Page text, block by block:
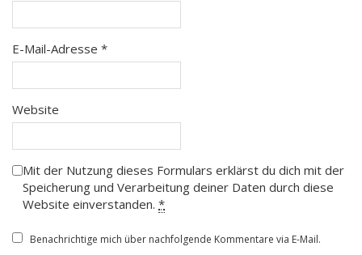
E-Mail-Adresse *
Website
Mit der Nutzung dieses Formulars erklärst du dich mit der
Speicherung und Verarbeitung deiner Daten durch diese
Website einverstanden. *
Benachrichtige mich über nachfolgende Kommentare via E-Mail.